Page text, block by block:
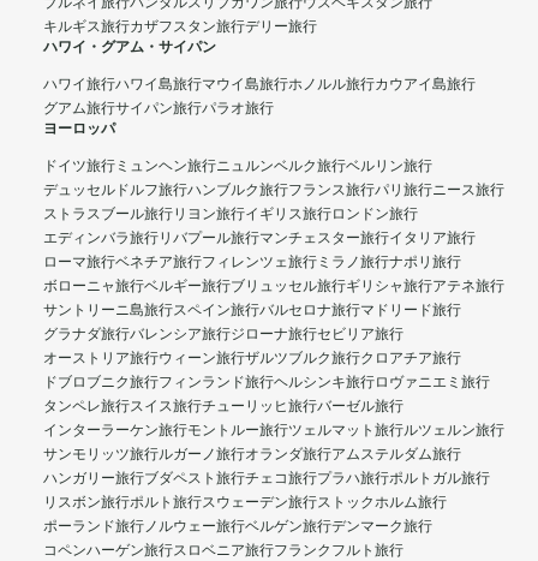
キルギス旅行カザフスタン旅行デリー旅行
ハワイ・グアム・サイパン
ハワイ旅行ハワイ島旅行マウイ島旅行ホノルル旅行カウアイ島旅行
グアム旅行サイパン旅行パラオ旅行
ヨーロッパ
ドイツ旅行 ミュンヘン旅行ニュルンベルク旅行ベルリン旅行
デュッセルドルフ旅行ハンブルク旅行フランス旅行パリ旅行ニース旅行
ストラスブール旅行リヨン旅行イギリス旅行ロンドン旅行
エディンバラ旅行リバプール旅行マンチェスター旅行イタリア旅行
ローマ旅行ベネチア旅行フィレンツェ旅行 ミラノ旅行ナポリ旅行
ボローニャ旅行ベルギー旅行ブリュッセル旅行ギリシャ旅行アテネ旅行
サントリーニ島旅行スペイン旅行バルセロナ旅行マドリード旅行
グラナダ旅行バレンシア旅行ジローナ旅行セビリア旅行
オーストリア旅行ウィーン旅行ザルツブルク旅行クロアチア旅行
ドブロブニク旅行フィンランド旅行ヘルシンキ旅行ロヴァニエミ旅行
タンペレ旅行スイス旅行チューリッヒ旅行バーゼル旅行
インターラーケン旅行モントルー旅行ツェルマット旅行ルツェルン旅行
サンモリッツ旅行ルガーノ旅行オランダ旅行アムステルダム旅行
ハンガリー旅行ブダペスト旅行チェコ旅行プラハ旅行ポルトガル旅行
リスボン旅行ポルト旅行スウェーデン旅行ストックホルム旅行
ポーランド旅行ノルウェー旅行ベルゲン旅行デンマーク旅行
コペンハーゲン旅行スロベニア旅行フランクフルト旅行